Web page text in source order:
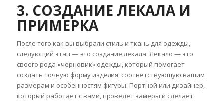
3. СОЗДАНИЕ ЛЕКАЛА И
ПРИМЕРКА
После того как вы выбрали стиль и ткань для одежды,
следующий этап — это создание лекала. Лекало — это
своего рода «черновик» одежды, который помогает
создать точную форму изделия, соответствующую вашим
размерам и особенностям фигуры. Портной или дизайнер,
который работает с вами, проведет замеры и сделает